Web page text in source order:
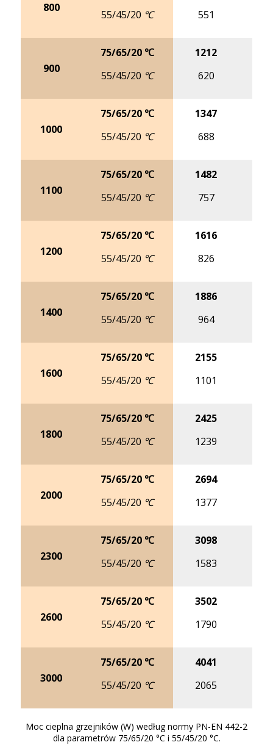
800
55/45/20 ℃
551
900
75/65/20 ℃
55/45/20 ℃
1212
620
1000
75/65/20 ℃
55/45/20 ℃
1347
688
1100
75/65/20 ℃
55/45/20 ℃
1482
757
1200
75/65/20 ℃
55/45/20 ℃
1616
826
1400
75/65/20 ℃
55/45/20 ℃
1886
964
1600
75/65/20 ℃
55/45/20 ℃
2155
1101
1800
75/65/20 ℃
55/45/20 ℃
2425
1239
2000
75/65/20 ℃
55/45/20 ℃
2694
1377
2300
75/65/20 ℃
55/45/20 ℃
3098
1583
2600
75/65/20 ℃
55/45/20 ℃
3502
1790
3000
75/65/20 ℃
55/45/20 ℃
4041
2065
Moc cieplna grzejników (W) według normy PN-EN 442-2
dla parametrów 75/65/20 °C i 55/45/20 °C.